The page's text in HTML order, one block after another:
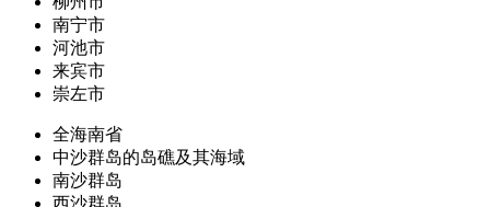
南宁市
河池市
来宾市
崇左市
全海南省
中沙群岛的岛礁及其海域
南沙群岛
西沙群岛